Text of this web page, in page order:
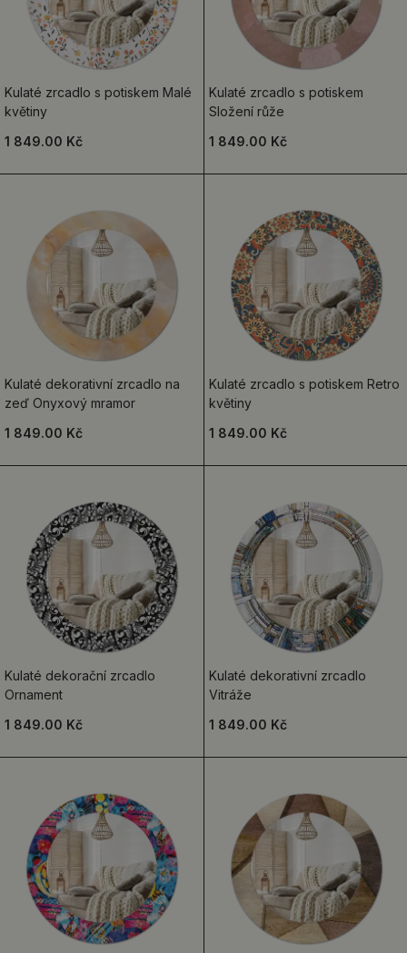
Kulaté zrcadlo s potiskem Malé
květiny
1 849.00 Kč
Kulaté zrcadlo s potiskem
Složení růže
1 849.00 Kč
Kulaté dekorativní zrcadlo na
zeď Onyxový mramor
1 849.00 Kč
Kulaté zrcadlo s potiskem Retro
květiny
1 849.00 Kč
Kulaté dekorační zrcadlo
Ornament
1 849.00 Kč
Kulaté dekorativní zrcadlo
Vitráže
1 849.00 Kč